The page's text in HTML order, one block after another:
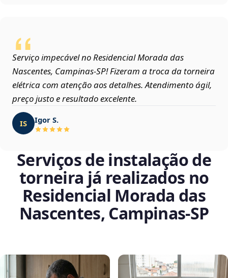
Serviço impecável no Residencial Morada das
Nascentes, Campinas‑SP! Fizeram a troca da torneira
elétrica com atenção aos detalhes. Atendimento ágil,
preço justo e resultado excelente.
IS Igor S.
Serviços de instalação de
torneira já realizados no
Residencial Morada das
Nascentes, Campinas‑SP